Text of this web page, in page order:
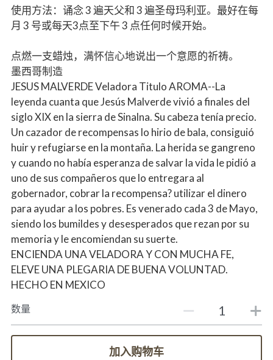
使用方法：诵念 3 遍天父和 3 遍圣母玛利亚。最好在每
月 3 号或每天3点至下午 3 点任何时候开始。
点燃一支蜡烛，满怀信心地说出一个意愿的祈祷。
墨西哥制造
JESUS MALVERDE Veladora Titulo AROMA--La
leyenda cuanta que Jesús Malverde vivió a finales del
siglo XIX en la sierra de Sinalna. Su cabeza tenía precio.
Un cazador de recompensas lo hirio de bala, consiguió
huir y refugiarse en la montaña. La herida se gangreno
y cuando no había esperanza de salvar la vida le pidió a
uno de sus compañeros que lo entregara al
gobernador, cobrar la recompensa? utilizar el dinero
para ayudar a los pobres. Es venerado cada 3 de Mayo,
siendo los bumildes y desesperados que rezan por su
memoria y le encomiendan su suerte.
ENCIENDA UNA VELADORA Y CON MUCHA FE,
ELEVE UNA PLEGARIA DE BUENA VOLUNTAD.
HECHO EN MEXICO
数量
加入购物车